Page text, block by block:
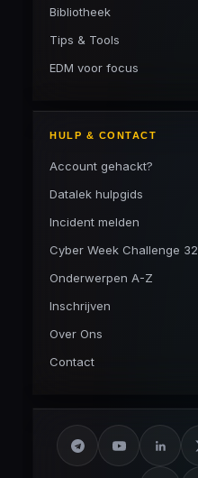
Bibliotheek
Tips & Tools
EDM voor focus
HULP & CONTACT
Account gehackt?
Datalek hulpgids
Incident melden
Cyber Week Challenge 32
Onderwerpen A-Z
Inschrijven
Over Ons
Contact